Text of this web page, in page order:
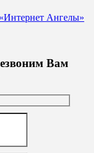
Ангелы»
Вам